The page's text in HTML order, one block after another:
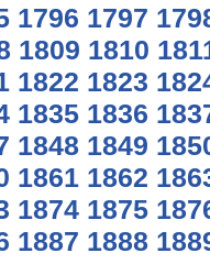
1796 1797
1809 1810
1822 1823
1835 1836
1848 1849
1861 1862
1874 1875
1887 1888